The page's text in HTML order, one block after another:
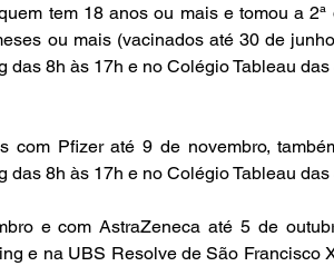
tem 18 anos ou mais e tomou a 2ª
ou mais (vacinados até 30 de
8h às 17h e no Colégio Tableau das
Pfizer até 9 de novembro,
8h às 17h e no Colégio Tableau das
e com AstraZeneca até 5 de
e na UBS Resolve de São Francisco